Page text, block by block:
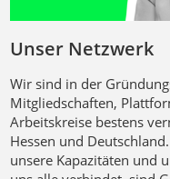
Unser Netzwerk
Wir sind in der
Mitgliedschaften,
Arbeitskreise bestens
Hessen und
unsere Kapazitäten und